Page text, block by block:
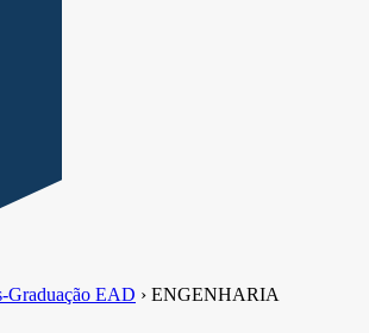
Graduação EAD › ENGENHARIA